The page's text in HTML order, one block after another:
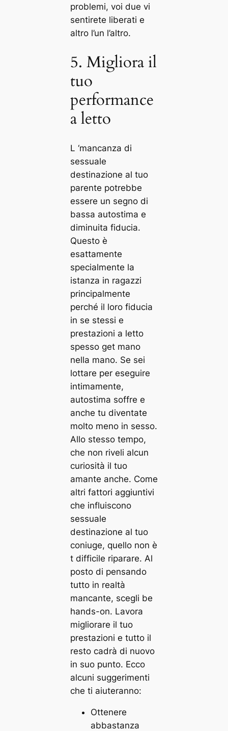
problemi, voi due vi
sentirete liberati e
altro l’un l’altro.
5. Migliora il
tuo
performance
a letto
L ‘mancanza di
sessuale
destinazione al tuo
parente potrebbe
essere un segno di
bassa autostima e
diminuita fiducia.
Questo è
esattamente
specialmente la
istanza in ragazzi
principalmente
perché il loro fiducia
in se stessi e
prestazioni a letto
spesso get mano
nella mano. Se sei
lottare per eseguire
intimamente,
autostima soffre e
anche tu diventate
molto meno in sesso.
Allo stesso tempo,
che non riveli alcun
curiosità il tuo
amante anche. Come
altri fattori aggiuntivi
che influiscono
sessuale
destinazione al tuo
coniuge, quello non è
t difficile riparare. Al
posto di pensando
tutto in realtà
mancante, scegli be
hands-on. Lavora
migliorare il tuo
prestazioni e tutto il
resto cadrà di nuovo
in suo punto. Ecco
alcuni suggerimenti
che ti aiuteranno:
Ottenere
abbastanza